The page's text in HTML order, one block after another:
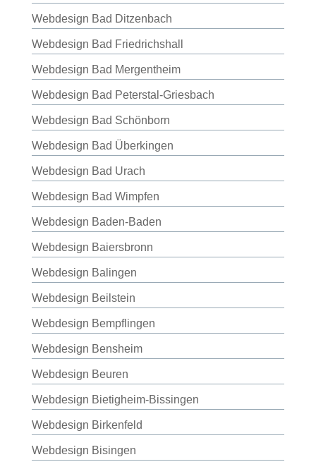
Webdesign Bad Ditzenbach
Webdesign Bad Friedrichshall
Webdesign Bad Mergentheim
Webdesign Bad Peterstal-Griesbach
Webdesign Bad Schönborn
Webdesign Bad Überkingen
Webdesign Bad Urach
Webdesign Bad Wimpfen
Webdesign Baden-Baden
Webdesign Baiersbronn
Webdesign Balingen
Webdesign Beilstein
Webdesign Bempflingen
Webdesign Bensheim
Webdesign Beuren
Webdesign Bietigheim-Bissingen
Webdesign Birkenfeld
Webdesign Bisingen